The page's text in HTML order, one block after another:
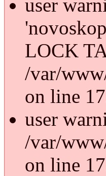
user
LOCK
/var/
on line
user
/var/
on line